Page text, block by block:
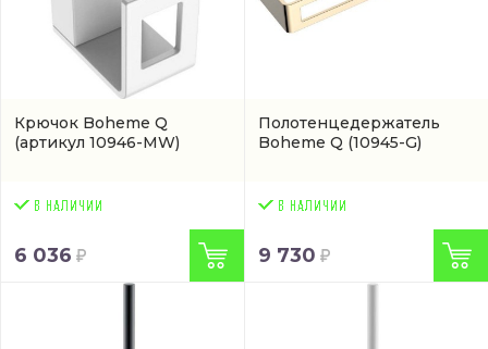
Крючок Boheme Q
(артикул 10946-MW)
6 036
Полотенцедержатель
Boheme Q (10945-G)
9 730